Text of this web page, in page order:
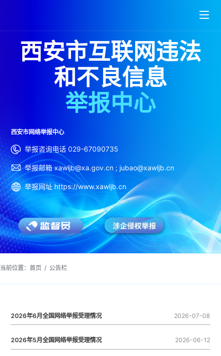
加载中...
西安市互联网违法
和不良信息
举报中心
西安市网络举报中心
举报咨询电话 029-67090735
举报邮箱 xawljb@xa.gov.cn ; jubao@xawljb.cn
举报网址 https://www.xawljb.cn
当前位置： 首页 / 公告栏
2026年6月全国网络举报受理情况 2026-07-08
2026年5月全国网络举报受理情况 2026-06-12